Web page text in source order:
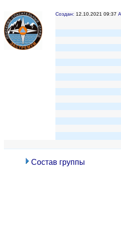
Создан: 12.10.2021 09:37
Состав группы